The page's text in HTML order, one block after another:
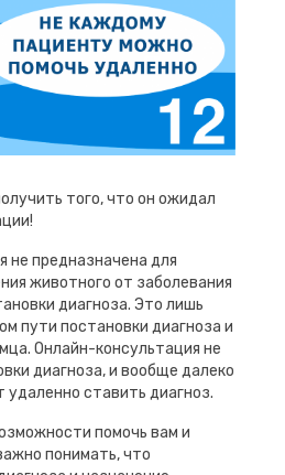
того, что он ожидал
не предназначена для
животного от заболевания
диагноза. Это лишь
пути постановки диагноза и
Онлайн-консультация не
диагноза, и вообще далеко
удаленно ставить диагноз.
помочь вам и
понимать, что